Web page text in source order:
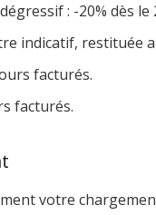
: -20% dès le
indicatif, restituée
facturés.
facturés.
votre